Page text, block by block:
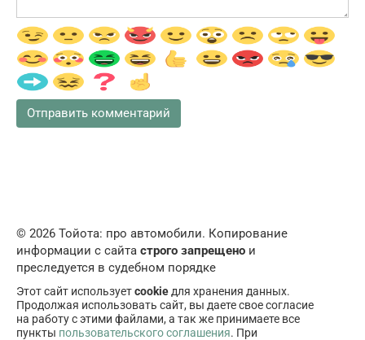
© 2026 Тойота: про автомобили. Копирование
информации с сайта строго запрещено и
преследуется в судебном порядке
Этот сайт используетcookie для хранения данных.
Продолжая использовать сайт, вы даете свое согласие
на работу с этими файлами, а так же принимаете все
пункты пользовательского соглашения. При